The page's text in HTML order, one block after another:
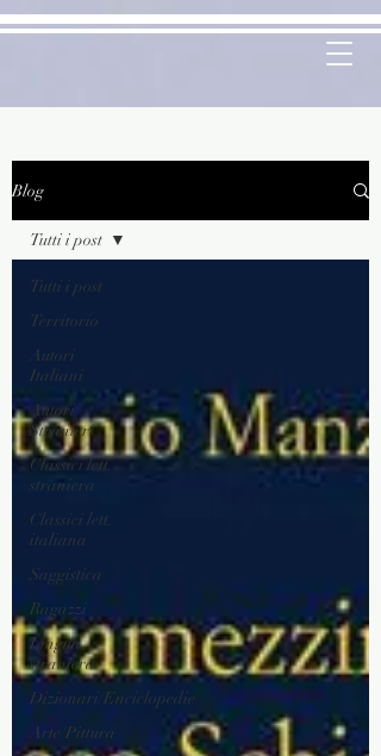
Blog
Tutti i post
Territorio
Autori
Italiani
Autori
Stranieri
Classici lett.
straniera
Classici lett.
italiana
Saggistica
Ragazzi
Lingua
straniera
Dizionari/Enciclopedie
Arte/Pittura
Tutti i post